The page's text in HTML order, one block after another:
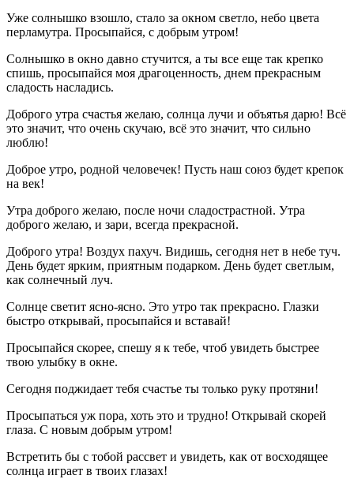
Уже солнышко взошло, стало за окном светло, небо цвета
перламутра. Просыпайся, с добрым утром!
Солнышко в окно давно стучится, а ты все еще так крепко
спишь, просыпайся моя драгоценность, днем прекрасным
сладость насладись.
Доброго утра счастья желаю, солнца лучи и объятья дарю! Всё
это значит, что очень скучаю, всё это значит, что сильно
люблю!
Доброе утро, родной человечек! Пусть наш союз будет крепок
на век!
Утра доброго желаю, после ночи сладострастной. Утра
доброго желаю, и зари, всегда прекрасной.
Доброго утра! Воздух пахуч. Видишь, сегодня нет в небе туч.
День будет ярким, приятным подарком. День будет светлым,
как солнечный луч.
Солнце светит ясно-ясно. Это утро так прекрасно. Глазки
быстро открывай, просыпайся и вставай!
Просыпайся скорее, спешу я к тебе, чтоб увидеть быстрее
твою улыбку в окне.
Сегодня поджидает тебя счастье ты только руку протяни!
Просыпаться уж пора, хоть это и трудно! Открывай скорей
глаза. С новым добрым утром!
Встретить бы с тобой рассвет и увидеть, как от восходящее
солнца играет в твоих глазах!